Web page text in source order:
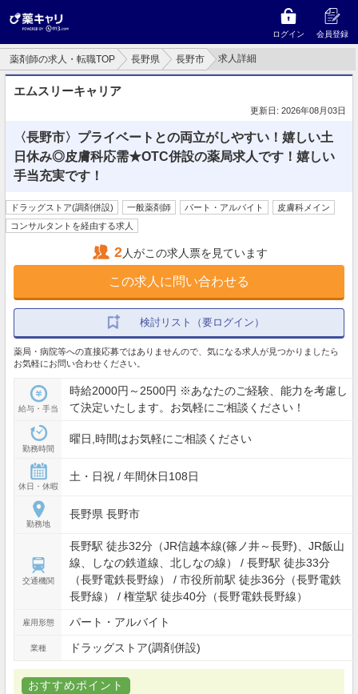
ログイン 会員登録
薬剤師の求人・転職TOP 長野県 長野市 求人詳細
エムスリーキャリア
更新日: 2026年08月03日
〈長野市〉プライベートとの両立がしやすい！嬉しい土
日休み◎皮膚科応需★OTC併設の薬局求人です！嬉しい
手当充実です！
ドラッグストア(調剤併設) 一般薬剤師 パート・アルバイト
皮膚科メイン
コンサルタントを経由する求人
2人がこの求人票を見ています
この求人に問い合わせる
検討リスト（要ログイン）
薬局・病院等への直接応募ではありませんので、気になる求人が見つかりましたら
お気軽にお問い合わせください。
給与・手当
時給2000円～2500円 ※あなたのご経験、能力を考慮し
て決定いたします。お気軽にご相談ください！
勤務時間
曜日,時間はお気軽にご相談ください
休日・休暇
土・日祝 / 年間休日108日
勤務地
長野県 長野市
交通機関
長野駅 徒歩32分（JR信越本線(篠ノ井～長野)、JR飯山
線、しなの鉄道線、北しなの線） / 長野駅 徒歩33分
（長野電鉄長野線） / 市役所前駅 徒歩36分（長野電鉄
長野線） / 権堂駅 徒歩40分（長野電鉄長野線）
雇用形態 パート・アルバイト
業種 ドラッグストア(調剤併設)
おすすめポイント